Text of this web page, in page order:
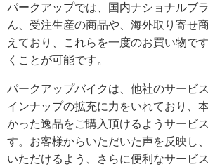
パークアップでは、国内ナショナルブ
ん、受注生産の商品や、海外取り寄せ
えており、これらを一度のお買い物で
くことが可能です。
パークアップバイクは、他社のサービ
インナップの拡充に力をいれており、
かった逸品をご購入頂けるようサービ
す。お客様からいただいた声を反映し
いただけるよう、さらに便利なサービ